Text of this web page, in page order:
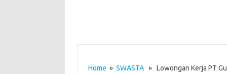
Home » SWASTA» Lowongan Kerja PT